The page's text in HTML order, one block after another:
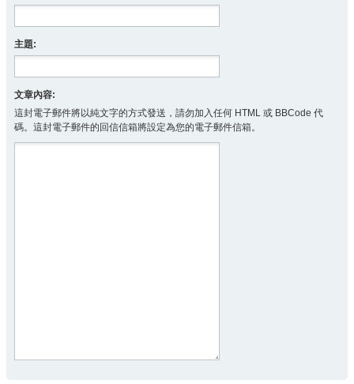
主題:
文章內容:
這封電子郵件將以純文字的方式發送，請勿加入任何 HTML 或 BBCode 代
碼。這封電子郵件的回信信箱將設定為您的電子郵件信箱。